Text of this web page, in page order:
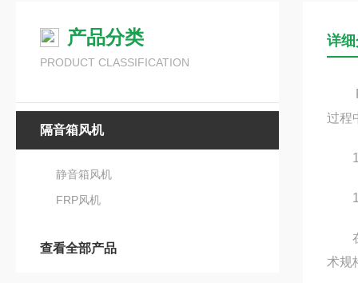
产品分类
PRODUCT CLASSIFICATION
隔音箱风机
静音箱风机
FRP风机
查看全部产品
详
过程
1.
1.1
在
术规